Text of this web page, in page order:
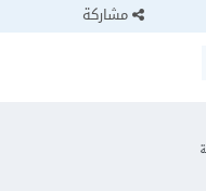
مشاركة